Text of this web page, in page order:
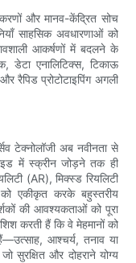
और मानव-केंद्रित सोच
साहसिक अवधारणाओं को
आकर्षणों में बदलने के
डेटा एनालिटिक्स, टिकाऊ
रैपिड प्रोटोटाइपिंग अगली
टेक्नोलॉजी अब नवीनता से
में स्क्रीन जोड़ने तक ही
(AR), मिक्स्ड रियलिटी
एकीकृत करके बहुस्तरीय
की आवश्यकताओं को पूरा
करती हैं कि वे मेहमानों को
आश्चर्य, तनाव या
सुरक्षित और दोहराने योग्य